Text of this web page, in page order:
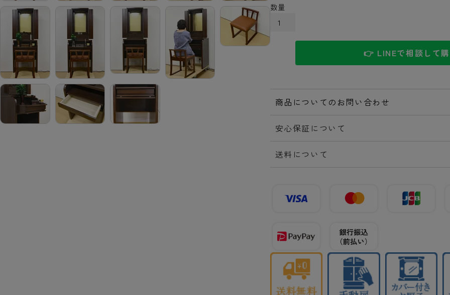
👉 LINEで相談して
商品についてのお問い合わせ
安心保証について
送料について